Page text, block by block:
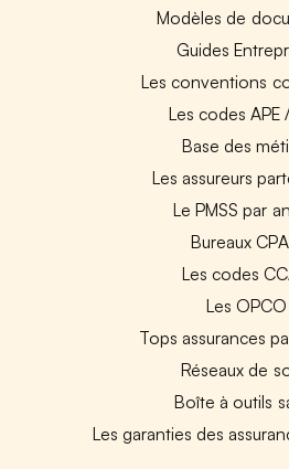
Modèles de
Guides
Les conventions
Les codes APE
Base des
Les assureurs
Le PMSS par
Bureaux
Les codes
Les OPCO
Tops assurances
Réseaux de
Boîte à outils
Les garanties des